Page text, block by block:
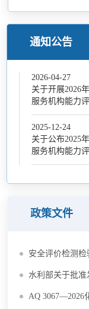
通知公告
2026-04-27
关于开展2026
服务机构能力
2025-12-24
关于公布2025
服务机构能力
政策文件
安全评价检测
水利部关于批准发布《水工金属结构
AQ 3067—2026化工和危险化